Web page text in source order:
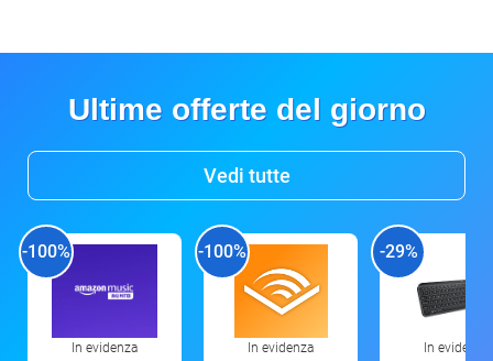
Ultime offerte del giorno
Vedi tutte
-100%
In evidenza
-100%
In evidenza
-29%
In evidenza